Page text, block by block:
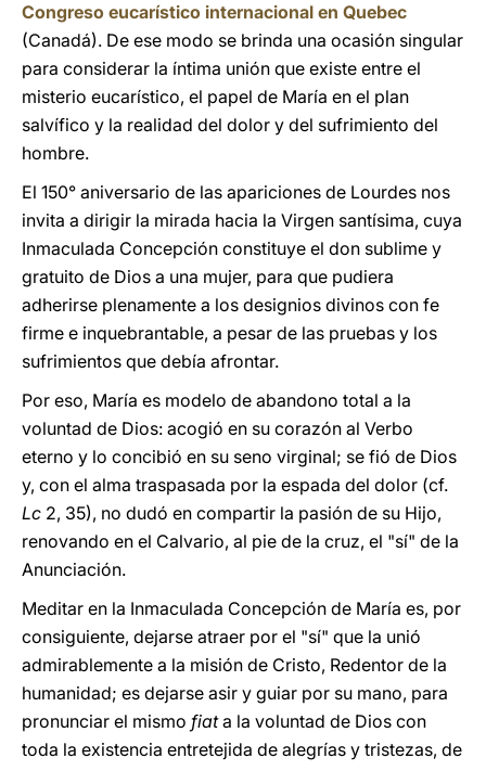
Congreso eucarístico internacional en Quebec
(Canadá). De ese modo se brinda una ocasión singular
para considerar la íntima unión que existe entre el
misterio eucarístico, el papel de María en el plan
salvífico y la realidad del dolor y del sufrimiento del
hombre.
El 150° aniversario de las apariciones de Lourdes nos
invita a dirigir la mirada hacia la Virgen santísima, cuya
Inmaculada Concepción constituye el don sublime y
gratuito de Dios a una mujer, para que pudiera
adherirse plenamente a los designios divinos con fe
firme e inquebrantable, a pesar de las pruebas y los
sufrimientos que debía afrontar.
Por eso, María es modelo de abandono total a la
voluntad de Dios: acogió en su corazón al Verbo
eterno y lo concibió en su seno virginal; se fió de Dios
y, con el alma traspasada por la espada del dolor (cf.
Lc 2, 35), no dudó en compartir la pasión de su Hijo,
renovando en el Calvario, al pie de la cruz, el "sí" de la
Anunciación.
Meditar en la Inmaculada Concepción de María es, por
consiguiente, dejarse atraer por el "sí" que la unió
admirablemente a la misión de Cristo, Redentor de la
humanidad; es dejarse asir y guiar por su mano, para
pronunciar el mismo fiata la voluntad de Dios con
toda la existencia entretejida de alegrías y tristezas, de